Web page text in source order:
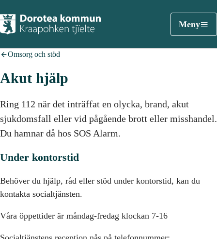
Meny
Omsorg och stöd
Akut hjälp
Ring 112 när det inträffat en olycka, brand, akut
sjukdomsfall eller vid pågående brott eller misshandel.
Du hamnar då hos SOS Alarm.
Under kontorstid
Behöver du hjälp, råd eller stöd under kontorstid, kan du
kontakta socialtjänsten.
Våra öppettider är måndag-fredag klockan 7-16